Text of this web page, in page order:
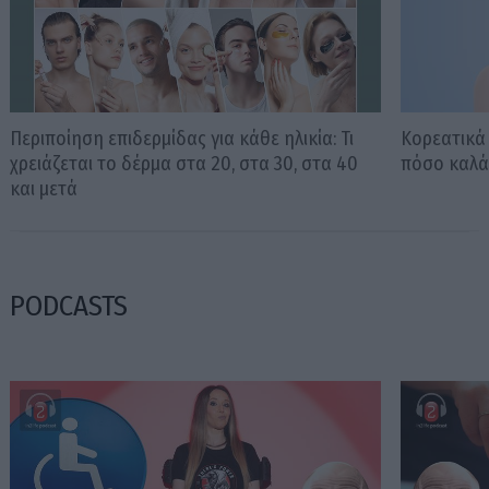
Περιποίηση επιδερμίδας για κάθε ηλικία: Τι
χρειάζεται το δέρμα στα 20, στα 30, στα 40
και μετά
Κορεατικά
πόσο καλά
PODCASTS